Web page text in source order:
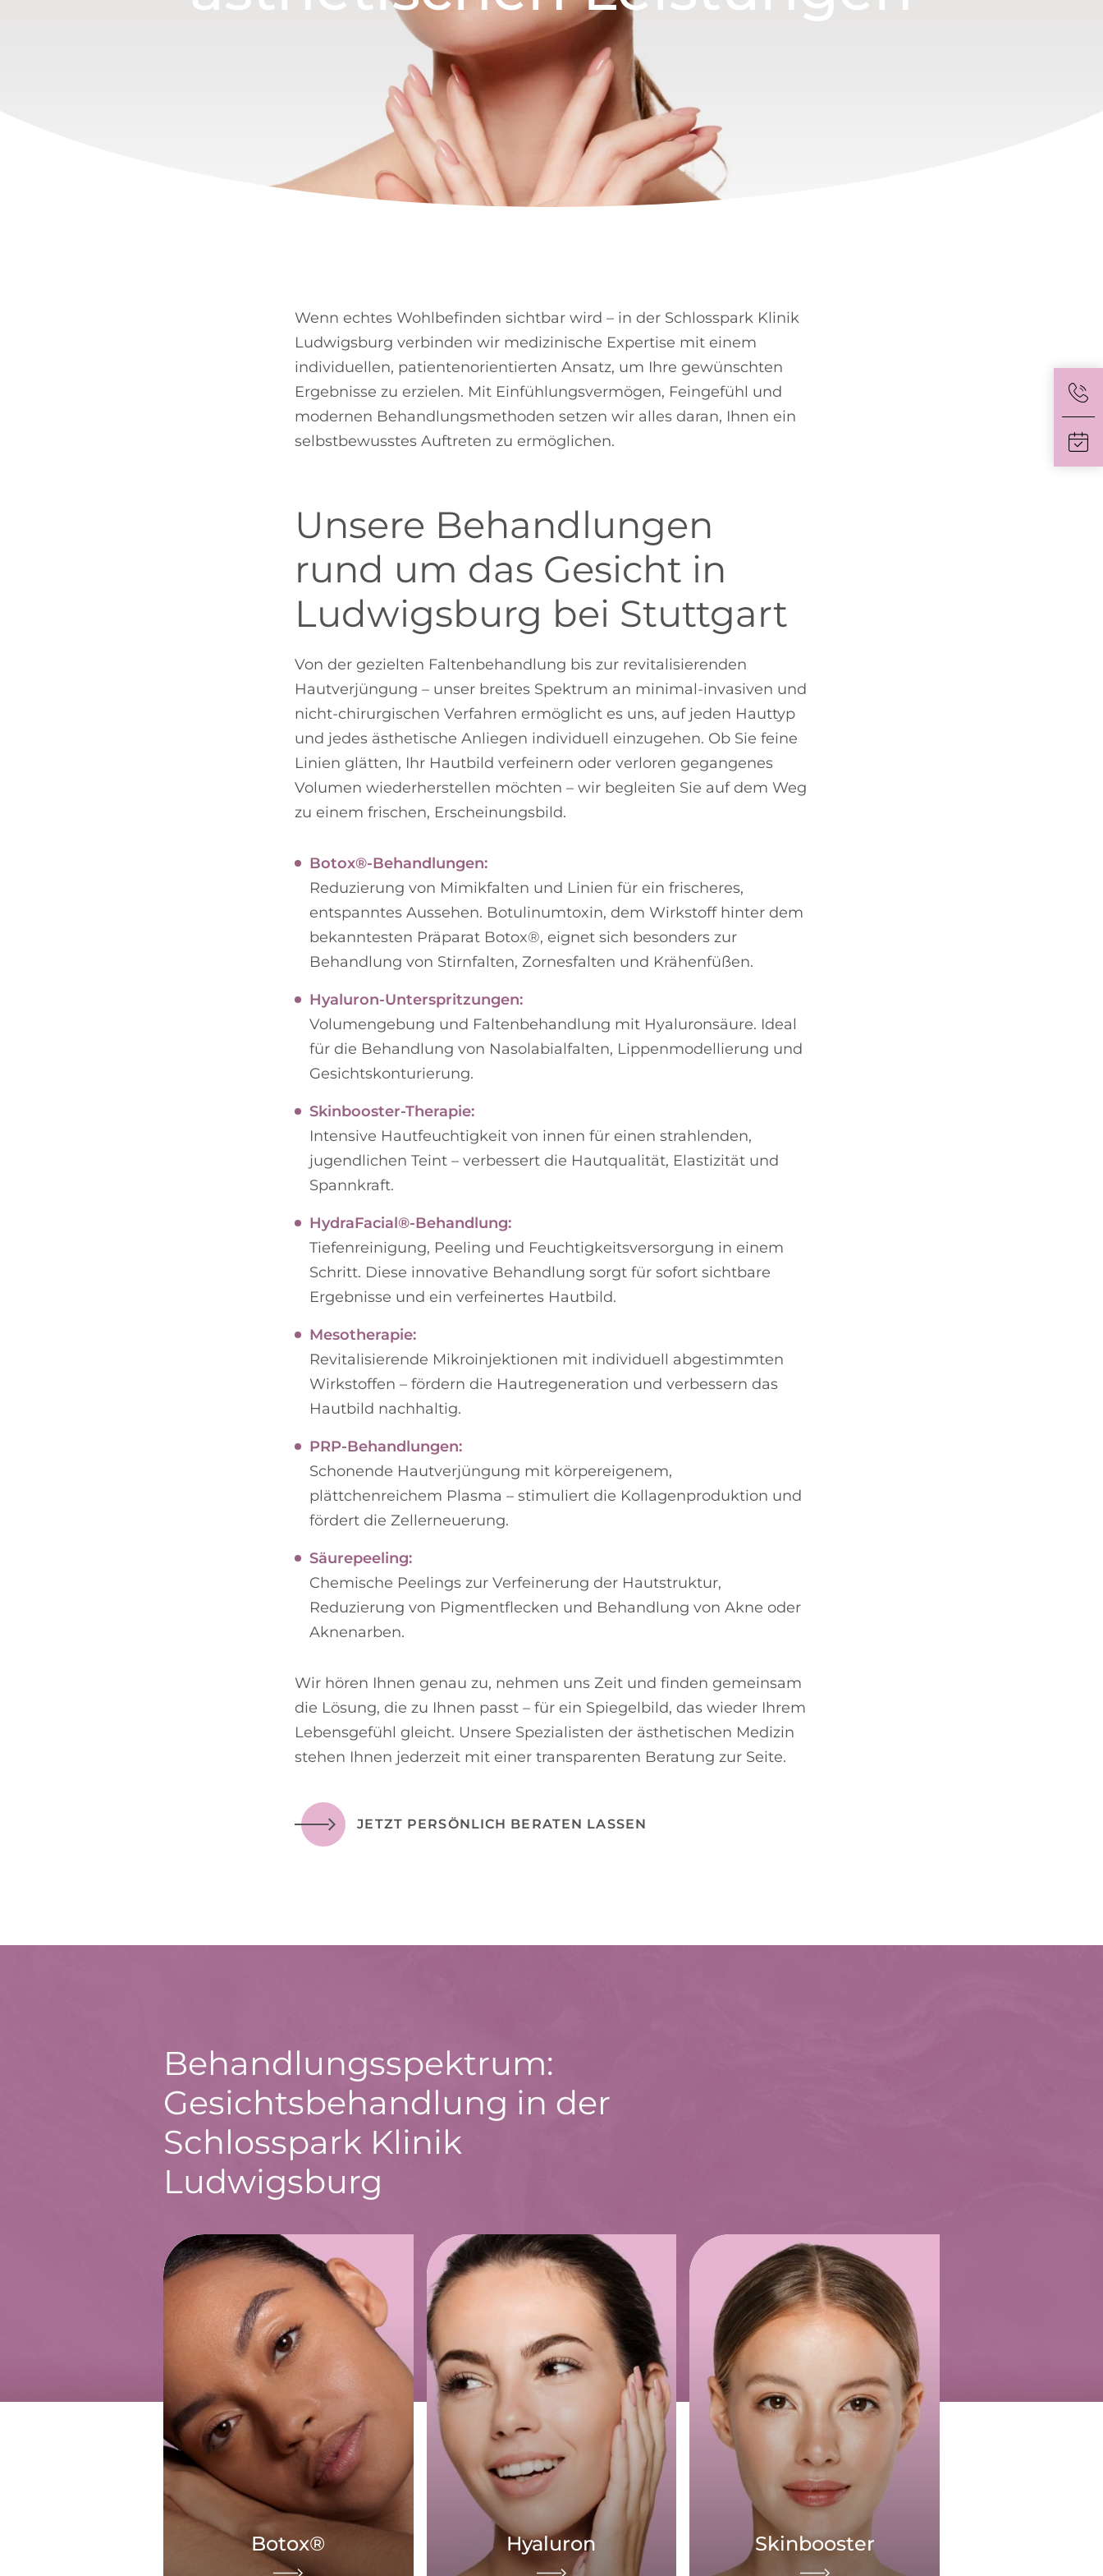
Wenn echtes Wohlbefinden sichtbar wird – in der Schlosspark Klinik
Ludwigsburg verbinden wir medizinische Expertise mit einem
individuellen, patientenorientierten Ansatz, um Ihre gewünschten
Ergebnisse zu erzielen. Mit Einfühlungsvermögen, Feingefühl und
modernen Behandlungsmethoden setzen wir alles daran, Ihnen ein
selbstbewusstes Auftreten zu ermöglichen.
Unsere Behandlungen
rund um das Gesicht in
Ludwigsburg bei Stuttgart
Von der gezielten Faltenbehandlung bis zur revitalisierenden
Hautverjüngung – unser breites Spektrum an minimal-invasiven und
nicht-chirurgischen Verfahren ermöglicht es uns, auf jeden Hauttyp
und jedes ästhetische Anliegen individuell einzugehen. Ob Sie feine
Linien glätten, Ihr Hautbild verfeinern oder verloren gegangenes
Volumen wiederherstellen möchten – wir begleiten Sie auf dem Weg
zu einem frischen, Erscheinungsbild.
Botox®-Behandlungen:
Reduzierung von Mimikfalten und Linien für ein frischeres,
entspanntes Aussehen. Botulinumtoxin, dem Wirkstoff hinter dem
bekanntesten Präparat Botox®, eignet sich besonders zur
Behandlung von Stirnfalten, Zornesfalten und Krähenfüßen.
Hyaluron-Unterspritzungen:
Volumengebung und Faltenbehandlung mit Hyaluronsäure. Ideal
für die Behandlung von Nasolabialfalten, Lippenmodellierung und
Gesichtskonturierung.
Skinbooster-Therapie:
Intensive Hautfeuchtigkeit von innen für einen strahlenden,
jugendlichen Teint – verbessert die Hautqualität, Elastizität und
Spannkraft.
HydraFacial®-Behandlung:
Tiefenreinigung, Peeling und Feuchtigkeitsversorgung in einem
Schritt. Diese innovative Behandlung sorgt für sofort sichtbare
Ergebnisse und ein verfeinertes Hautbild.
Mesotherapie:
Revitalisierende Mikroinjektionen mit individuell abgestimmten
Wirkstoffen – fördern die Hautregeneration und verbessern das
Hautbild nachhaltig.
PRP-Behandlungen:
Schonende Hautverjüngung mit körpereigenem,
plättchenreichem Plasma – stimuliert die Kollagenproduktion und
fördert die Zellerneuerung.
Säurepeeling:
Chemische Peelings zur Verfeinerung der Hautstruktur,
Reduzierung von Pigmentflecken und Behandlung von Akne oder
Aknenarben.
Wir hören Ihnen genau zu, nehmen uns Zeit und finden gemeinsam
die Lösung, die zu Ihnen passt – für ein Spiegelbild, das wieder Ihrem
Lebensgefühl gleicht. Unsere Spezialisten der ästhetischen Medizin
stehen Ihnen jederzeit mit einer transparenten Beratung zur Seite.
JETZT PERSÖNLICH BERATEN LASSEN
Behandlungsspektrum:
Gesichtsbehandlung in der
Schlosspark Klinik
Ludwigsburg
Botox® Hyaluron Skinbooster